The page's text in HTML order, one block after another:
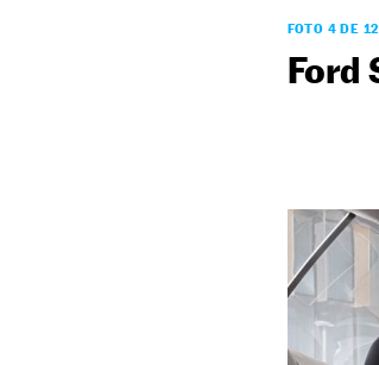
FOTO 4 DE 12
Ford